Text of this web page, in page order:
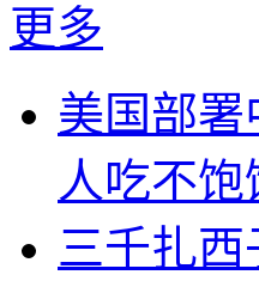
更多
美国部署
人吃不
三千扎